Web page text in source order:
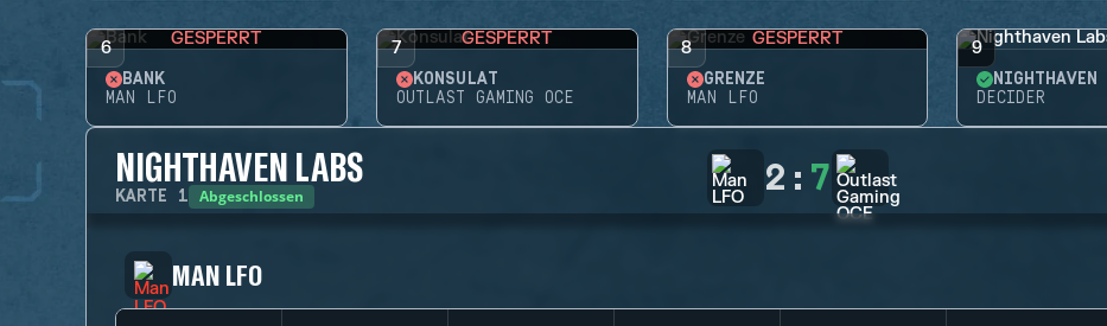
6 GESPERRT
BANK
MAN LFO
7 GESPERRT
KONSULAT
OUTLAST GAMING OCE
8 GESPERRT
GRENZE
MAN LFO
9
NIGHTHAVEN
DECIDER
NIGHTHAVEN LABS
KARTE 1 Abgeschlossen 2 : 7
MAN LFO